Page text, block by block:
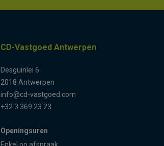
CD-Vastgoed Antwerpen
Desguinlei 6
2018 Antwerpen
info@cd-vastgoed.com
+32 3 369 23 23
Openingsuren